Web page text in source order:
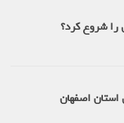
را شروع کرد؟
استان اصفهان